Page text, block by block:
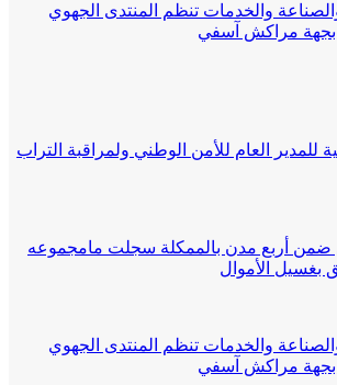
والخدمات تنظم المنتدى الجهوي
بجهة مراكش آسفي
للمدير العام للأمن الوطني ولمراقبة التراب
ضمن أربع مدن بالممكلة سجلت مامجموعه
والخدمات تنظم المنتدى الجهوي
بجهة مراكش آسفي